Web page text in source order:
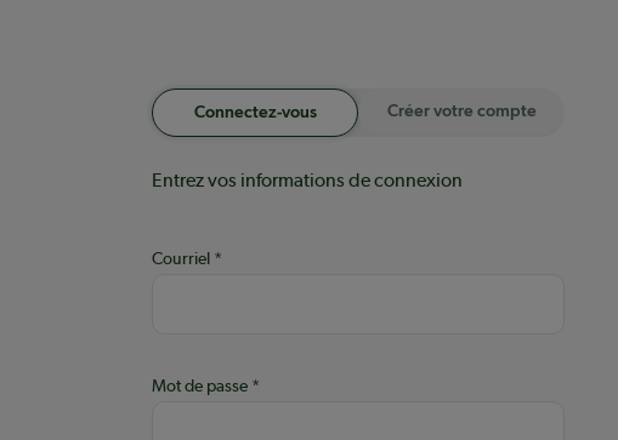
Connectez-vous Créer votre compte
Entrez vos informations de connexion
Courriel
Mot de passe